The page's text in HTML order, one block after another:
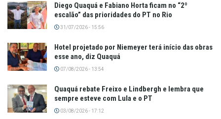
Diego Quaquá e Fabiano Horta ficam no “2º
escalão” das prioridades do PT no Rio
31/07/2026 - 15:56
Hotel projetado por Niemeyer terá início das obras
esse ano, diz Quaquá
07/08/2026 - 13:54
Quaquá rebate Freixo e Lindbergh e lembra que
sempre esteve com Lula e o PT
03/08/2026 - 17:12